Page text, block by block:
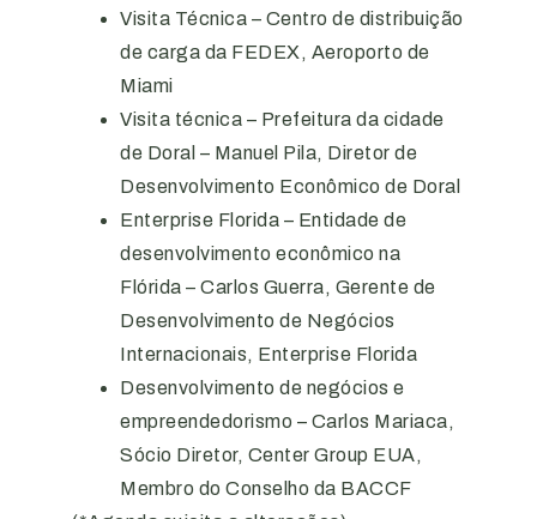
Visita Técnica – Centro de distribuição
de carga da FEDEX, Aeroporto de
Miami
Visita técnica – Prefeitura da cidade
de Doral – Manuel Pila, Diretor de
Desenvolvimento Econômico de Doral
Enterprise Florida – Entidade de
desenvolvimento econômico na
Flórida – Carlos Guerra, Gerente de
Desenvolvimento de Negócios
Internacionais, Enterprise Florida
Desenvolvimento de negócios e
empreendedorismo – Carlos Mariaca,
Sócio Diretor, Center Group EUA,
Membro do Conselho da BACCF